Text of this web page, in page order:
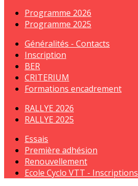
Programme 2026
Programme 2025
Généralités - Contacts
Inscription
BER
CRITERIUM
Formations encadrement
RALLYE 2026
RALLYE 2025
Essais
Première adhésion
Renouvellement
Ecole Cyclo VTT - Inscriptions